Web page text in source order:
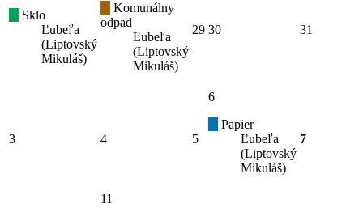
Sklo
Ľubeľa
(Liptovský
Mikuláš)
Komunálny
odpad
Ľubeľa
(Liptovský
Mikuláš)
29 30 31
3 4 5
6
Papier
Ľubeľa
(Liptovský
Mikuláš)
7
11